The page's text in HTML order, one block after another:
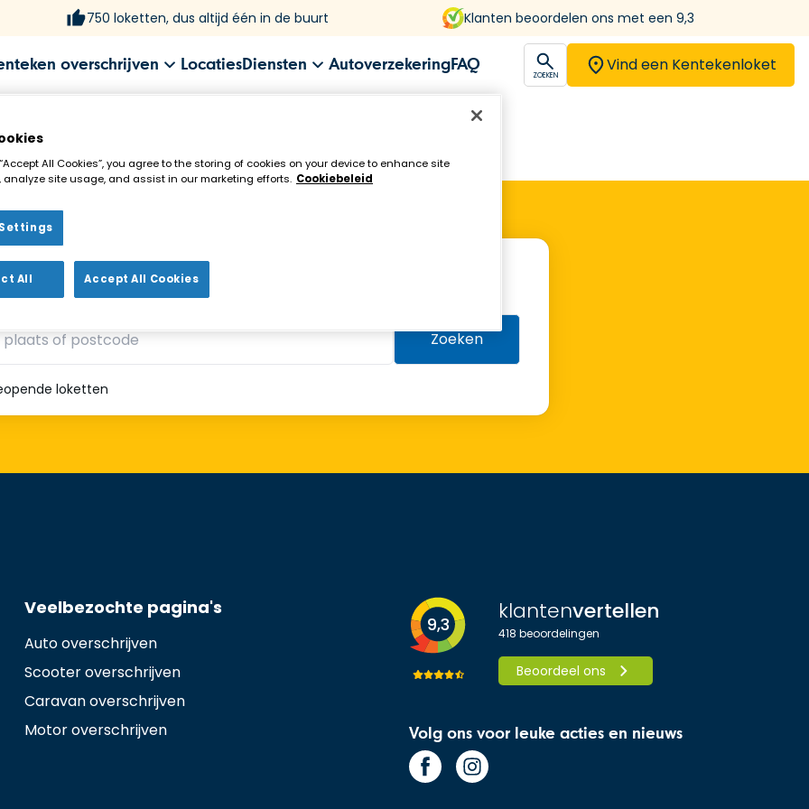
750 loketten, dus altijd één in de buurt Klanten beoordelen ons met een 9,3
overschrijven LocatiesDiensten AutoverzekeringFAQ open
ZOEKEN
Vind een Kentekenloket
in de buurt!
Zoeken
loketten
Veelbezochte pagina's
Auto overschrijven
Scooter overschrijven
Caravan overschrijven
Motor overschrijven
9,3 klantenvertellen
418 beoordelingen
Beoordeel ons
Volg ons voor leuke acties en nieuws
All Cookies”, you agree to the storing of cookies on your device to enhance site
site usage, and assist in our marketing efforts. Cookiebeleid
All Accept All Cookies